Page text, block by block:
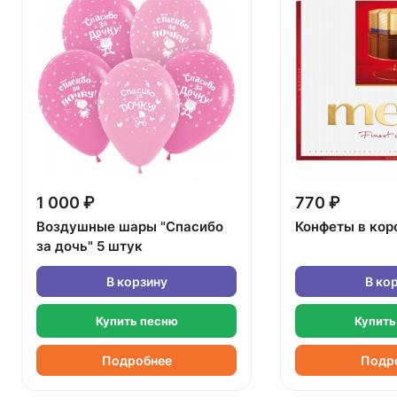
1 000 ₽
Воздушные шары "Спасибо
за дочь" 5 штук
В корзину
Купить песню
Подробнее
770 ₽
Конфеты в
В